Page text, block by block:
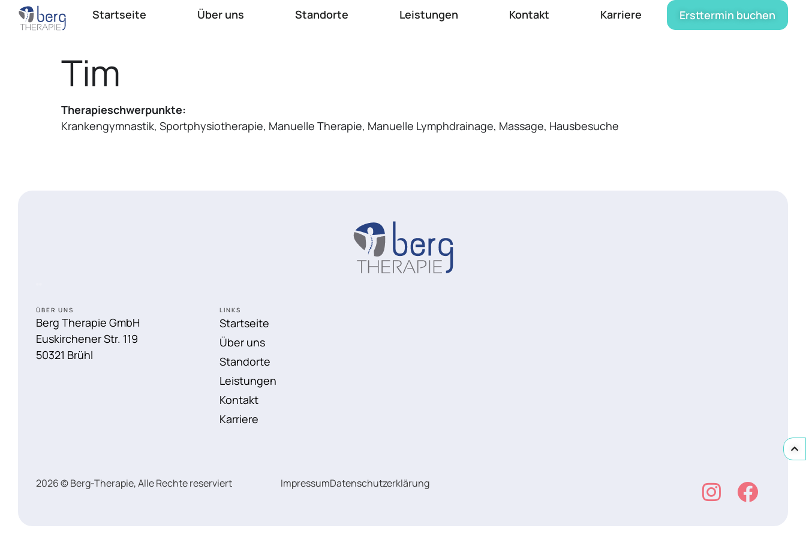
Startseite Über uns Standorte Leistungen Kontakt Karriere Ersttermin buchen
Tim
Therapieschwerpunkte:
Krankengymnastik, Sportphysiotherapie, Manuelle Therapie, Manuelle Lymphdrainage, Massage, Hausbesuche
ÜBER UNS
Berg Therapie GmbH
Euskirchener Str. 119
50321 Brühl
LINKS
Startseite
Über uns
Standorte
Leistungen
Kontakt
Karriere
2026 © Berg-Therapie, Alle Rechte reserviert ImpressumDatenschutzerklärung